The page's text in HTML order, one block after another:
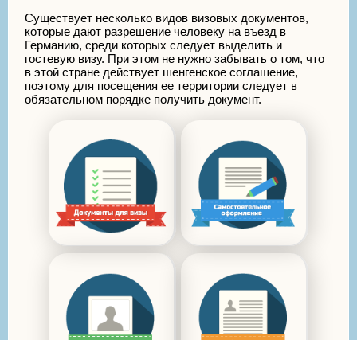
Существует несколько видов визовых документов,
которые дают разрешение человеку на въезд в
Германию, среди которых следует выделить и
гостевую визу. При этом не нужно забывать о том, что
в этой стране действует шенгенское соглашение,
поэтому для посещения ее территории следует в
обязательном порядке получить документ.